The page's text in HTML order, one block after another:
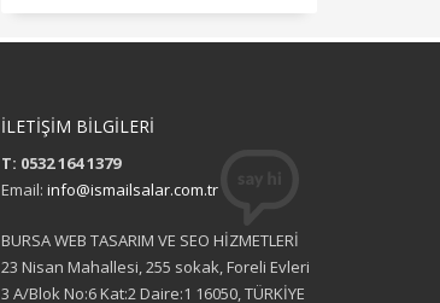
İLETİŞİM BİLGİLERİ
T: 0532 164 1379
Email: info@ismailsalar.com.tr
BURSA WEB TASARIM VE SEO HİZMETLERİ
23 Nisan Mahallesi, 255 sokak, Foreli Evleri
3 A/Blok No:6 Kat:2 Daire:1 16050, TÜRKİYE